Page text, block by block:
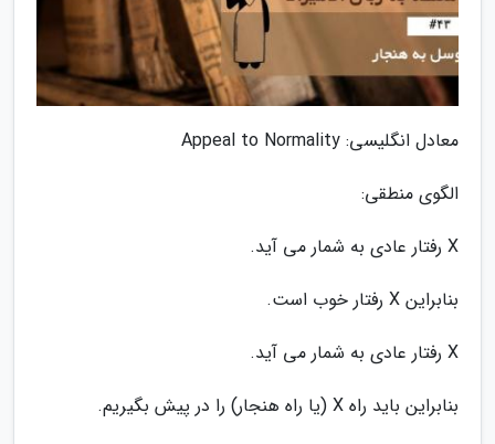
معادل انگلیسی: Appeal to Normality
الگوی منطقی:
X رفتار عادی به شمار می آید.
بنابراین X رفتار خوب است.
X رفتار عادی به شمار می آید.
بنابراین باید راه X (یا راه هنجار) را در پیش بگیریم.